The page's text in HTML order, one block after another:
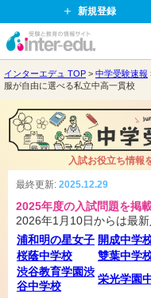
新規登録
受
と
育
の
情
報
サ
イ
ト
インターエデュ TOP 中学受験速報
服が自由に選べる私立中高一貫校
入試お役立ち情報
最終更新: 2025.12.29
2025年度の入試問題を掲
2026年1月10日からは最
浦和明の星女子 開成中学
桜蔭中学校
雙葉中学
渋谷教育学園渋
谷中学校
栄光学園